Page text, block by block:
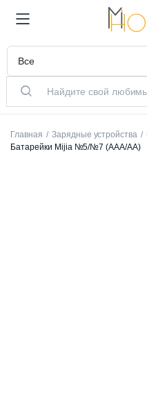
Главная Зарядные устройства
Батарейки Mijia №5/№7 (AAА/AA)